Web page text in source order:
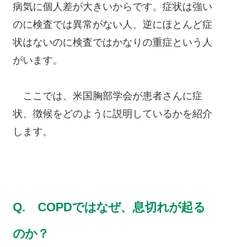
病気に個人差が大きいからです。症状は強い
のに検査では異常がない人、逆にほとんど症
状はないのに検査ではかなりの重症という人
がいます。
ここでは、米国胸部学会が患者さんに症
状、徴候をどのように説明しているかを紹介
します。
Q.　COPDではなぜ、息切れが起る
のか？